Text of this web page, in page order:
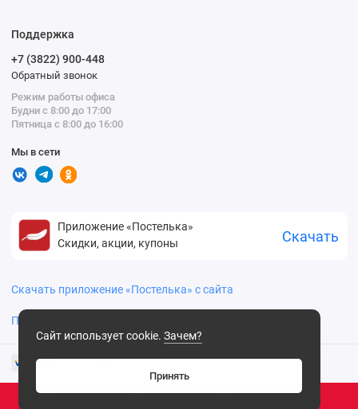
Сайт использует cookie. Зачем?
Принять
Поддержка
+7 (3822) 900-448
Обратный звонок
Режим работы офиса
Будни с 8:00 до 17:00
Пятница с 8:00 до 16:00
Мы в сети
Приложение «Постелька»
Скидки, акции, купоны
Скачать
Скачать приложение «Постелька» с сайта
Политика конфиденциальности